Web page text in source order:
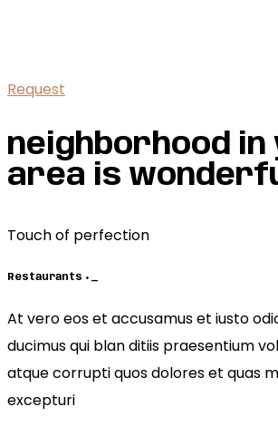
Request
neighborhood in
area is
Touch of perfection
Restaurants +
At vero eos et accusamus et iusto
ducimus qui blan ditiis praesentium
atque corrupti quos dolores et quas
excepturi